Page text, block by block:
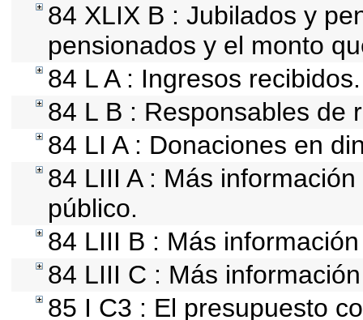
84 XLIX B : Jubilados y
pensionados y el monto
84 L A : Ingresos recibidos.
84 L B : Responsables de
84 LI A : Donaciones en
84 LIII A : Más
público.
84 LIII B : Más
84 LIII C : Más
85 I C3 : El presupuesto